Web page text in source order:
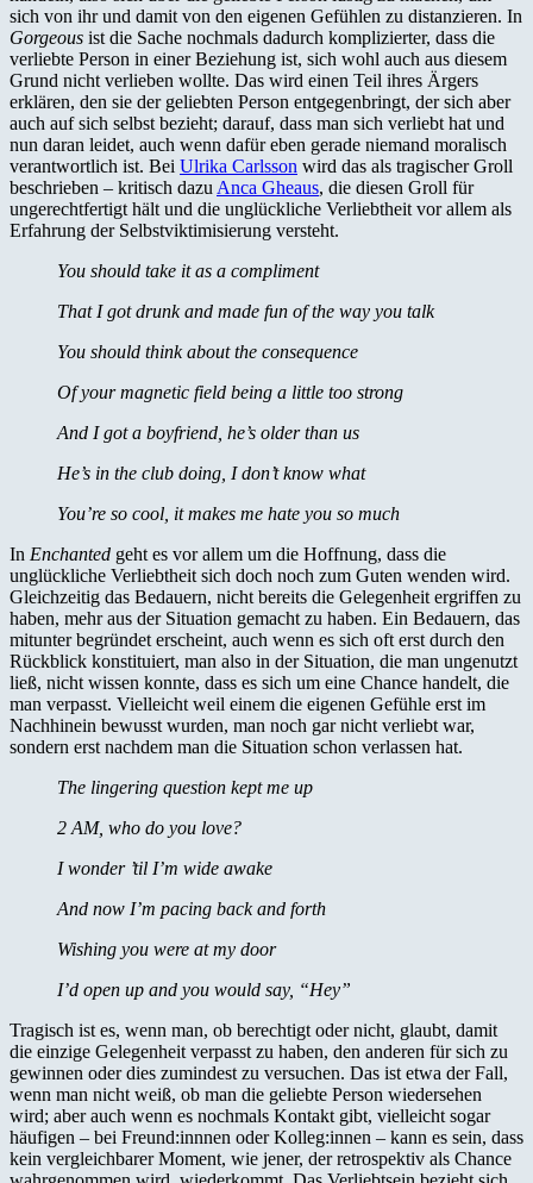
sich von ihr und damit von den eigenen Gefühlen zu distanzieren. In
Gorgeous ist die Sache nochmals dadurch komplizierter, dass die
verliebte Person in einer Beziehung ist, sich wohl auch aus diesem
Grund nicht verlieben wollte. Das wird einen Teil ihres Ärgers
erklären, den sie der geliebten Person entgegenbringt, der sich aber
auch auf sich selbst bezieht; darauf, dass man sich verliebt hat und
nun daran leidet, auch wenn dafür eben gerade niemand moralisch
verantwortlich ist. Bei Ulrika Carlsson wird das als tragischer Groll
beschrieben – kritisch dazuAnca Gheaus, die diesen Groll für
ungerechtfertigt hält und die unglückliche Verliebtheit vor allem als
Erfahrung der Selbstviktimisierung versteht.
You should take it as a compliment
That I got drunk and made fun of the way you talk
You should think about the consequence
Of your magnetic field being a little too strong
And I got a boyfriend, he’s older than us
He’s in the club doing, I don’t know what
You’re so cool, it makes me hate you so much
In Enchanted geht es vor allem um die Hoffnung, dass die
unglückliche Verliebtheit sich doch noch zum Guten wenden wird.
Gleichzeitig das Bedauern, nicht bereits die Gelegenheit ergriffen zu
haben, mehr aus der Situation gemacht zu haben. Ein Bedauern, das
mitunter begründet erscheint, auch wenn es sich oft erst durch den
Rückblick konstituiert, man also in der Situation, die man ungenutzt
ließ, nicht wissen konnte, dass es sich um eine Chance handelt, die
man verpasst. Vielleicht weil einem die eigenen Gefühle erst im
Nachhinein bewusst wurden, man noch gar nicht verliebt war,
sondern erst nachdem man die Situation schon verlassen hat.
The lingering question kept me up
2 AM, who do you love?
I wonder ’til I’m wide awake
And now I’m pacing back and forth
Wishing you were at my door
I’d open up and you would say, “Hey”
Tragisch ist es, wenn man, ob berechtigt oder nicht, glaubt, damit
die einzige Gelegenheit verpasst zu haben, den anderen für sich zu
gewinnen oder dies zumindest zu versuchen. Das ist etwa der Fall,
wenn man nicht weiß, ob man die geliebte Person wiedersehen
wird; aber auch wenn es nochmals Kontakt gibt, vielleicht sogar
häufigen – bei Freund:innnen oder Kolleg:innen – kann es sein, dass
kein vergleichbarer Moment, wie jener, der retrospektiv als Chance